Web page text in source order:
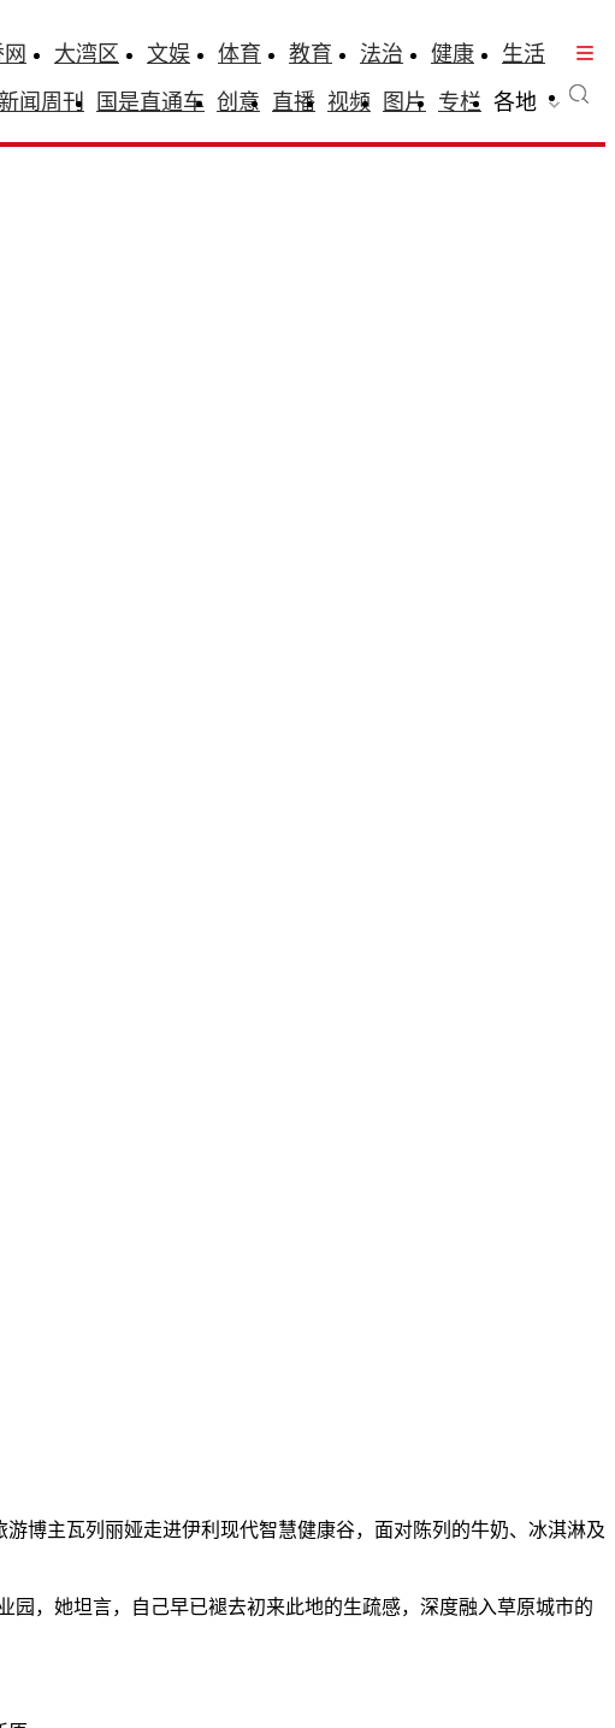
大湾区 文娱 体育 教育 法治 健康
生活
闻周刊 国是直通车 创意 直播 视频 图片 专栏 各地
博主瓦列丽娅走进伊利现代智慧健康谷，面对陈列的牛奶、冰淇淋及
，她坦言，自己早已褪去初来此地的生疏感，深度融入草原城市的